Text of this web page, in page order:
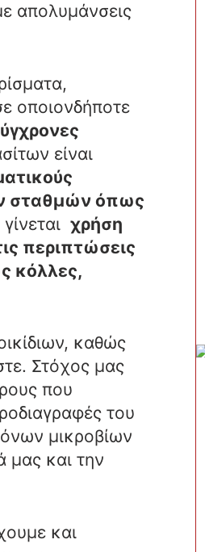
απολυμάνσεις
οποιονδήποτε
είναι
σταθμών όπως
χρήση
περιπτώσεις
κόλλες,
καθώς
Στόχος μας
που
του
μικροβίων
μας και την
και